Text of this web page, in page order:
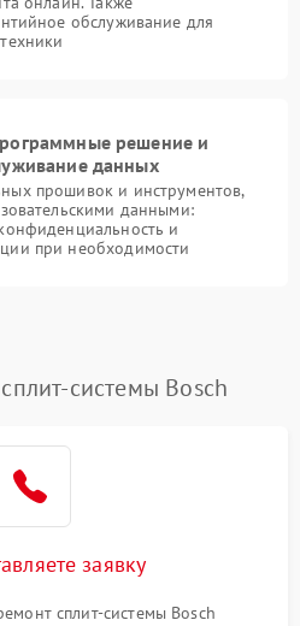
обслуживание для
решение и
данных
прошивок и инструментов,
данными:
и
при необходимости
системы Bosch
заявку
сплит-системы Bosch